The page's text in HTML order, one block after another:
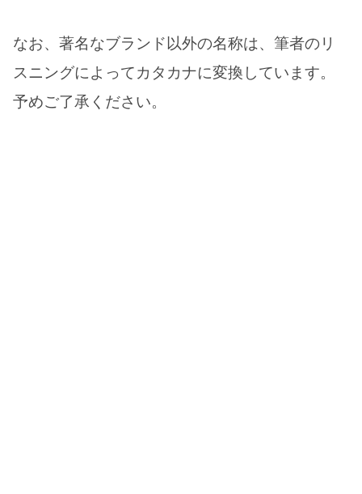
なお、著名なブランド以外の名称は、筆者のリ
スニングによってカタカナに変換しています。
予めご了承ください。